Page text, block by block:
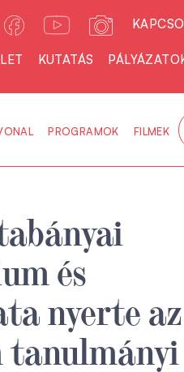
KUTATÁS
PROGRAMOK FILMEK
és
nyerte az
tanulmányi